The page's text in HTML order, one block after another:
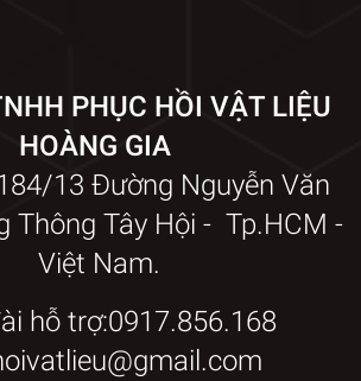
PHỤC HỒI VẬT LIỆU
HOÀNG GIA
13 Đường Nguyễn Văn
Thông Tây Hội - Tp.HCM -
Việt Nam.
hỗ trợ:0917.856.168